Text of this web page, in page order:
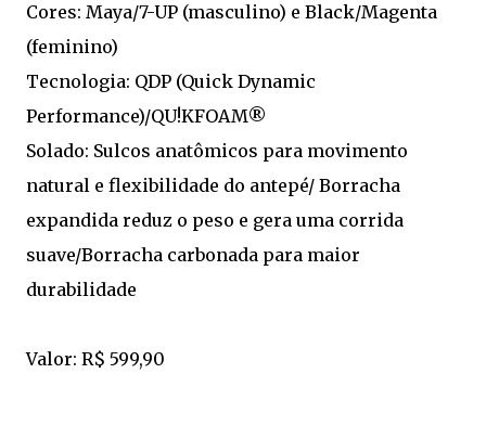
Cores: Maya/7-UP (masculino) e Black/Magenta
(feminino)
Tecnologia: QDP (Quick Dynamic
Performance)/QU!KFOAM®
Solado: Sulcos anatômicos para movimento
natural e flexibilidade do antepé/ Borracha
expandida reduz o peso e gera uma corrida
suave/Borracha carbonada para maior
durabilidade
Valor: R$ 599,90